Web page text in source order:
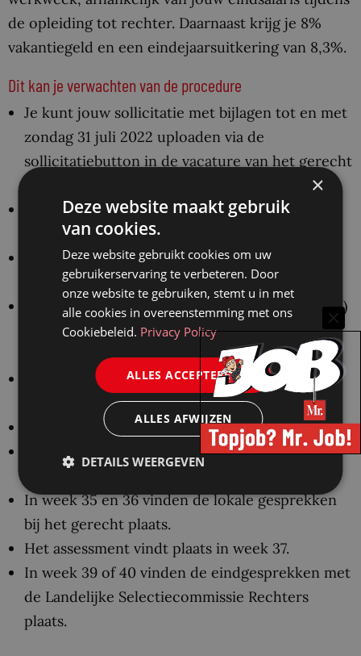
de opleiding tot rechter. Daarnaast krijg je 8%
vakantiegeld en een eindejaarsuitkering van 8,3%.
Dit kan je verwachten van de procedure
Je kunt jouw sollicitatie met bijlagen tot en met
zondag 31 juli 2022 uploaden via de
sollicitatiebutton in de vacature van het gerecht
Voeg twee actuele referenties toe volgens het
volgende format.
Je kunt per wervingsronde bij maximaal twee
gerechten solliciteren.
De Landelijke Selectiecommissie Rechters (LSR)
verricht in samenspraak met het gerecht de
voorselectie van de kandidaten.
De sollicitatieprocedure duurt ongeveer 10
weken en ziet er als volgt uit:
In week 33 is de briefselectie.
Tussen 19 en 24 augustus 2022 vindt de
In week 35 en 36 vinden de lokale gesprekken
bij het gerecht plaats.
Het assessment vindt plaats in week 37.
In week 39 of 40 vinden de eindgesprekken met
de Landelijke Selectiecommissie Rechters
plaats.
×
Deze website maakt gebruik
van cookies.
Deze website gebruikt cookies om uw
gebruikerservaring te verbeteren. Door
onze website te gebruiken, stemt u in met
alle cookies in overeenstemming met ons
Cookiebeleid. Privacy Policy
ALLES ACCEPTEREN
ALLES AFWIJZEN
DETAILS WEERGEVEN